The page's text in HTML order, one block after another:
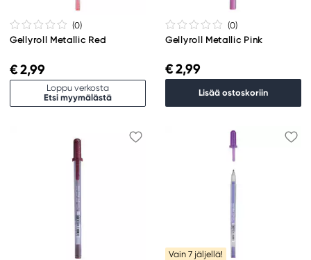
(0)
Gellyroll Metallic Red
€ 2,99
Loppu verkosta
Etsi myymälästä
(0)
Gellyroll Metallic Pink
€ 2,99
Lisää ostoskoriin
Vain 7 jäljellä!